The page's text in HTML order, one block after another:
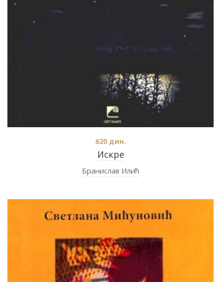
Искре
620 дин.
Бранислав Илић